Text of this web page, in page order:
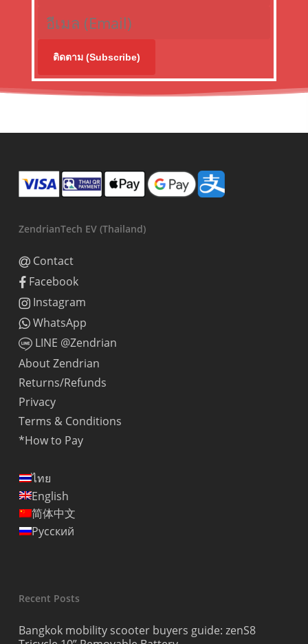
ติดตาม (Subscribe)
ZendrianTech EV (Thailand)
Contact
Facebook
Instagram
WhatsApp
LINE @Zendrian
About Zendrian
Returns/Refunds
Privacy
Terms & Conditions
*How to Pay
ไทย
English
简体中文
Русский
Recent Posts
Bangkok mobility scooter buyers guide: zenS8